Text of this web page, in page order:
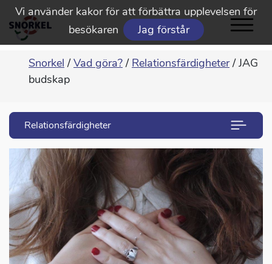
Vi använder kakor för att förbättra upplevelsen för
besökaren
Jag förstår
Snorkel / Vad göra? / Relationsfärdigheter /JAG
budskap
Relationsfärdigheter